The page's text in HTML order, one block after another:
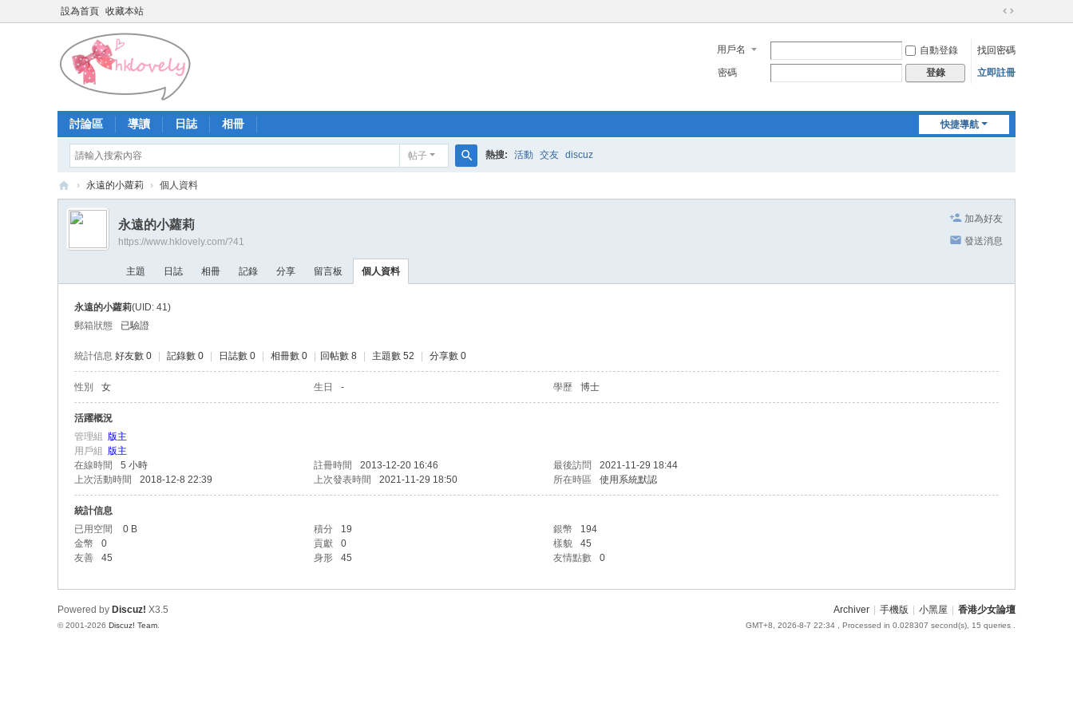
設為首頁 收藏本站
切
到
寬
用戶名 自動登錄
找回密碼
密碼
登錄 立即註冊
快捷導航
討論區 導讀 日誌 相冊
帖子
索
熱搜: 活動 交友 discuz
香
少
› 永遠的小蘿莉 › 個人資料
加為好友
發送消息
永遠的小蘿莉
https://www.hklovely.com/?41
主題 日誌 相冊 記錄 分享 留言板 個人資料
永遠的小蘿莉(UID: 41)
郵箱狀態
已驗證
統計信息 好友數 0 記錄數 0 日誌數 0 相冊數 0 回帖數 8 主題數 52 分享數 0
性別 女 生日 - 學歷 博士
活躍概況
管理組 版主
用戶組 版主
在線時間
5 小時 註冊時間 2013-12-20 16:46 最後訪問
2021-11-29 18:44
上次活動時間
2018-12-8 22:39 上次發表時間 2021-11-29 18:50 所在時區 使用系統默認
統計信息
已用空間
0 B 積分 19 銀幣
194
金幣
0 貢獻 0 樣貌
45
友善
45 身形 45 友情點數 0
Archiver 手機版 小黑屋 香港少女論壇
GMT+8, 2026-8-7 22:34 , Processed in 0.028307 second(s), 15 queries .
Powered by Discuz! X3.5
© 2001-2026 Discuz! Team